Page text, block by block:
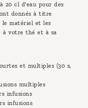
20 cl d'eau pour des
donnés à titre
le matériel et les
à votre thé et à sa
et multiples (30 s,
multiples
infusions
infusions